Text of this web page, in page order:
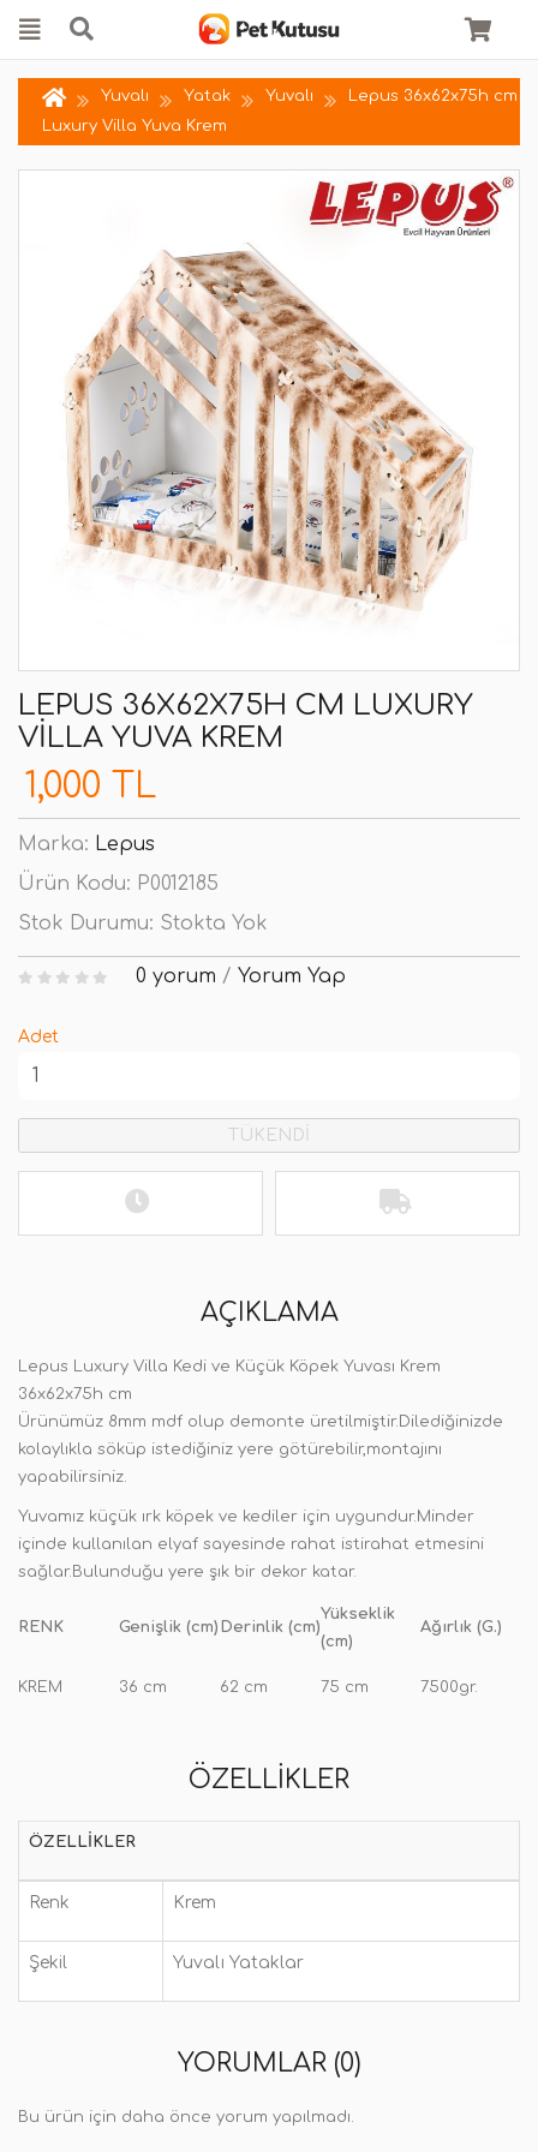
Yuvalı Yatak Yuvalı
Lepus 36x62x75h cm
Luxury Villa Yuva Krem
LEPUS 36X62X75H CM LUXURY
VILLA YUVA KREM
1,000 TL
Marka: Lepus
Ürün Kodu: P0012185
Stok Durumu: Stokta Yok
0 yorum / Yorum Yap
Adet
TÜKENDİ
AÇIKLAMA
Lepus Luxury Villa Kedi ve Küçük Köpek Yuvası Krem
36x62x75h cm
Ürünümüz 8mm mdf olup demonte üretilmiştir.Dilediğinizde
kolaylıkla söküp istediğiniz yere götürebilir,montajını
yapabilirsiniz.
Yuvamız küçük ırk köpek ve kediler için uygundur.Minder
içinde kullanılan elyaf sayesinde rahat istirahat etmesini
sağlar.Bulunduğu yere şık bir dekor katar.
RENK Genişlik (cm) Derinlik (cm)
Yükseklik
(cm)
Ağırlık (G.)
KREM 36 cm 62 cm 75 cm 7500gr.
ÖZELLIKLER
ÖZELLIKLER
Renk Krem
Şekil Yuvalı Yataklar
YORUMLAR (0)
Bu ürün için daha önce yorum yapılmadı.